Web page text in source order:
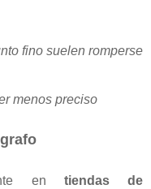
fino suelen romperse
menos preciso
en tiendas de